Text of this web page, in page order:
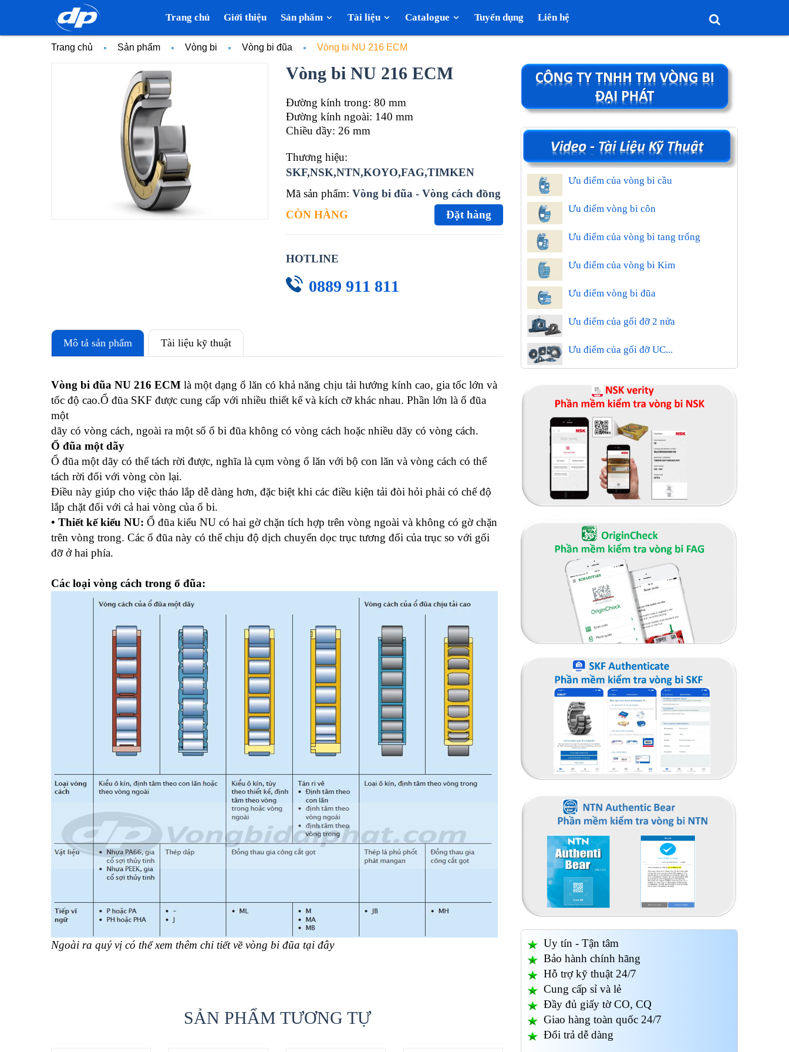
Trang chủ Giới thiệu Sản phẩm Tài liệu Catalogue Tuyển dụng Liên hệ
Trang chủ Sản phẩm Vòng bi Vòng bi đũa Vòng bi NU 216 ECM
Vòng bi NU 216 ECM
Đường kính trong: 80 mm
Đường kính ngoài: 140 mm
Chiều dầy: 26 mm
Thương hiệu:
SKF,NSK,NTN,KOYO,FAG,TIMKEN
Mã sản phẩm: Vòng bi đũa - Vòng cách đồng
CÒN HÀNG
Đặt hàng
HOTLINE
0889 911 811
Mô tả sản phẩm Tài liệu kỹ thuật
Vòng bi đũa NU 216 ECM là một dạng ổ lăn có khả năng chịu tải hướng kính cao, gia tốc lớn và
tốc độ cao.Ổ đũa SKF được cung cấp với nhiều thiết kế và kích cỡ khác nhau. Phần lớn là ổ đũa
một
dãy có vòng cách, ngoài ra một số ổ bi đũa không có vòng cách hoặc nhiều dãy có vòng cách.
Ổ đũa một dãy
Ổ đũa một dãy có thể tách rời được, nghĩa là cụm vòng ổ lăn với bộ con lăn và vòng cách có thể
tách rời đối với vòng còn lại.
Điều này giúp cho việc tháo lắp dễ dàng hơn, đặc biệt khi các điều kiện tải đòi hỏi phải có chế độ
lắp chặt đối với cả hai vòng của ổ bi.
• Thiết kế kiểu NU: Ổ đũa kiểu NU có hai gờ chặn tích hợp trên vòng ngoài và không có gờ chặn
trên vòng trong. Các ổ đũa này có thể chịu độ dịch chuyển dọc trục tương đối của trục so với gối
đỡ ở hai phía.
Các loại vòng cách trong ổ đũa:
Ngoài ra quý vị có thể xem thêm chi tiết về vòng bi đũa tại đây
SẢN PHẨM TƯƠNG TỰ
Ưu điểm của vòng bi cầu
Ưu điểm vòng bi côn
Ưu điểm của vòng bi tang trống
Ưu điểm của vòng bi Kim
Ưu điểm vòng bi đũa
Ưu điểm của gối đỡ 2 nửa
Ưu điểm của gối đỡ UC...
Uy tín - Tận tâm
Bảo hành chính hãng
Hỗ trợ kỹ thuật 24/7
Cung cấp sỉ và lẻ
Đầy đủ giấy tờ CO, CQ
Giao hàng toàn quốc 24/7
Đổi trả dễ dàng